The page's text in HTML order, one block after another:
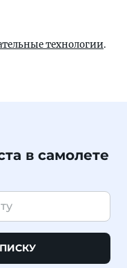
технологии.
в самолете